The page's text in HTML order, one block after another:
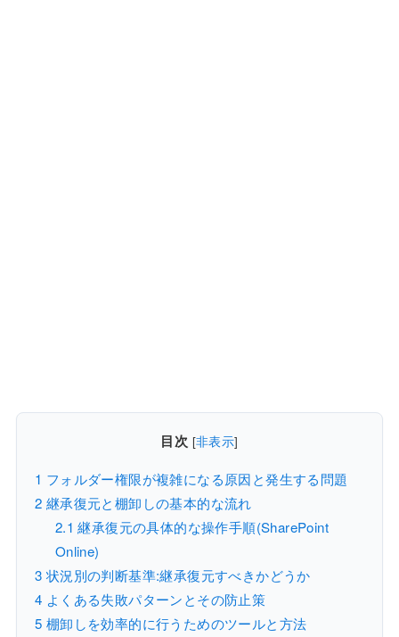
目次 [非表示]
1 フォルダー権限が複雑になる原因と発生する問題
2 継承復元と棚卸しの基本的な流れ
2.1 継承復元の具体的な操作手順(SharePoint
Online)
3 状況別の判断基準:継承復元すべきかどうか
4 よくある失敗パターンとその防止策
5 棚卸しを効率的に行うためのツールと方法